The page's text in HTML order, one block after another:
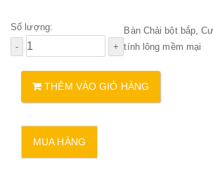
Số lượng:
Bàn Chải bột bắp,
tính lông mềm mại
THÊM VÀO GIỎ HÀNG